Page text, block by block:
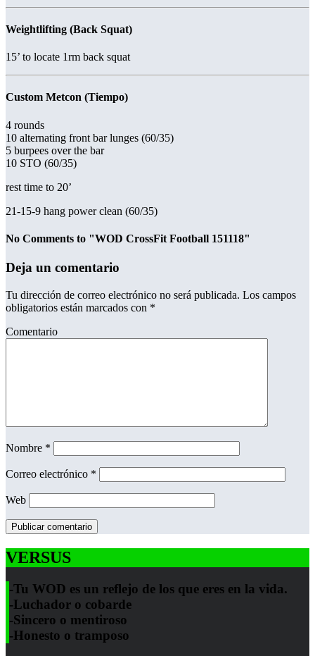
Weightlifting (Back Squat)
15’ to locate 1rm back squat
Custom Metcon (Tiempo)
4 rounds
10 alternating front bar lunges (60/35)
5 burpees over the bar
10 STO (60/35)
rest time to 20’
21-15-9 hang power clean (60/35)
No Comments to "WOD CrossFit Football 151118"
Deja un comentario
Tu dirección de correo electrónico no será publicada. Los campos
obligatorios están marcados con *
Comentario
Nombre *
Correo electrónico *
Web
VERSUS
-Tu WOD es un reflejo de los que eres en la vida.
-Luchador o cobarde
-Sincero o mentiroso
-Honesto o tramposo